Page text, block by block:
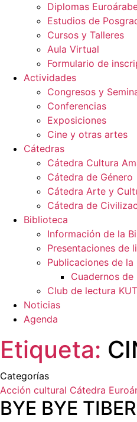
Diplomas
Estudios de
Cursos y Talleres
Aula Virtual
Formulario de
Actividades
Congresos y
Conferencias
Exposiciones
Cine y otras artes
Cátedras
Cátedra Cultura
Cátedra de Género
Cátedra Arte y
Cátedra de
Biblioteca
Información de la
Presentaciones de
Publicaciones de la
Cuadernos de
Club de lectura
Noticias
Agenda
Etiqueta:
Categorías
Acción cultural Cátedra
BYE BYE